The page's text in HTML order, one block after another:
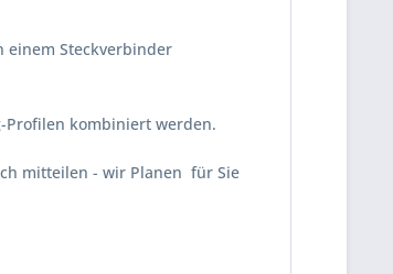
einem Steckverbinder
Profilen kombiniert werden.
mitteilen - wir Planen für Sie